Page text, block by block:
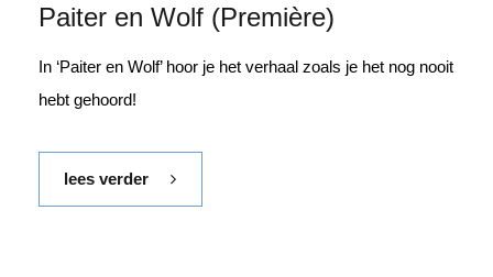
Paiter en Wolf (Première)
In ‘Paiter en Wolf’ hoor je het verhaal zoals je het nog nooit
hebt gehoord!
lees verder